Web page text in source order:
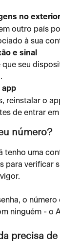
no exterior
outro país
à sua
e sinal
seu
app
reinstalar o
de entrar
número?
tenho uma
para verificar
o
ninguém - o
precisa